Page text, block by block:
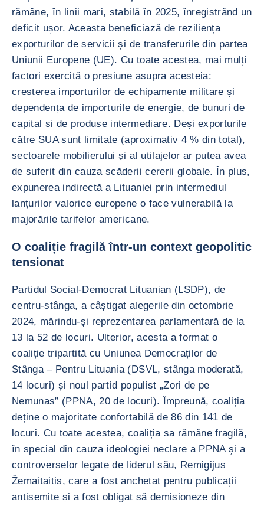
rămâne, în linii mari, stabilă în 2025, înregistrând un
deficit ușor. Aceasta beneficiază de reziliența
exporturilor de servicii și de transferurile din partea
Uniunii Europene (UE). Cu toate acestea, mai mulți
factori exercită o presiune asupra acesteia:
creșterea importurilor de echipamente militare și
dependența de importurile de energie, de bunuri de
capital și de produse intermediare. Deși exporturile
către SUA sunt limitate (aproximativ 4 % din total),
sectoarele mobilierului și al utilajelor ar putea avea
de suferit din cauza scăderii cererii globale. În plus,
expunerea indirectă a Lituaniei prin intermediul
lanțurilor valorice europene o face vulnerabilă la
majorările tarifelor americane.
O coaliție fragilă într-un context geopolitic
tensionat
Partidul Social-Democrat Lituanian (LSDP), de
centru-stânga, a câștigat alegerile din octombrie
2024, mărindu-și reprezentarea parlamentară de la
13 la 52 de locuri. Ulterior, acesta a format o
coaliție tripartită cu Uniunea Democraților de
Stânga – Pentru Lituania (DSVL, stânga moderată,
14 locuri) și noul partid populist „Zori de pe
Nemunas” (PPNA, 20 de locuri). Împreună, coaliția
deține o majoritate confortabilă de 86 din 141 de
locuri. Cu toate acestea, coaliția sa rămâne fragilă,
în special din cauza ideologiei neclare a PPNA și a
controverselor legate de liderul său, Remigijus
Žemaitaitis, care a fost anchetat pentru publicații
antisemite și a fost obligat să demisioneze din